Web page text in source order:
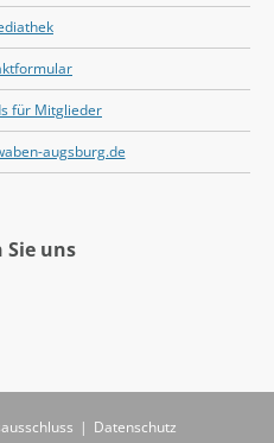
für Mitglieder
augsburg.de
Sie uns
| Datenschutz